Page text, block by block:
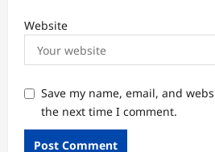
Website
Save my name, email, and
the next time I comment.